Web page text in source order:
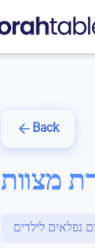
Back
מצוות
נפלאים לילדים